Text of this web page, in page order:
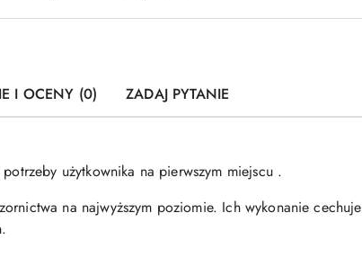
I OCENY (0) ZADAJ PYTANIE
użytkownika na pierwszym miejscu .
na najwyższym poziomie. Ich wykonanie cechuje
.